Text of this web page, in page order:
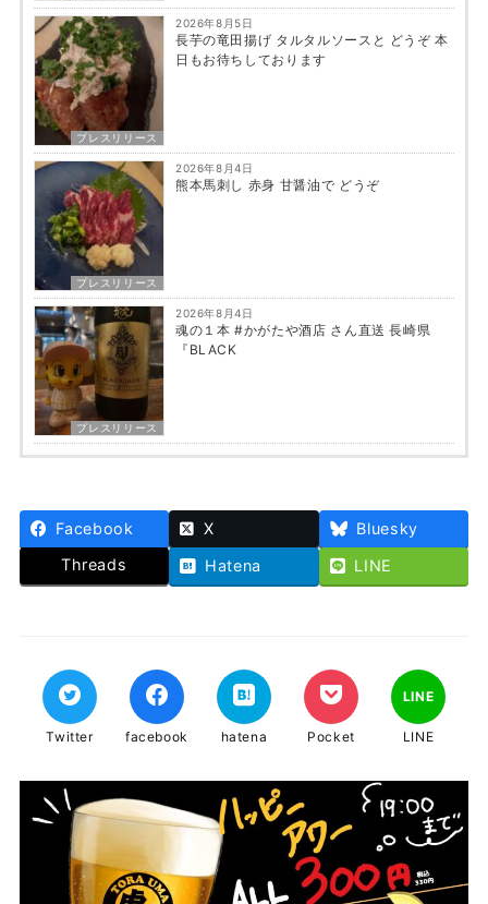
プレスリリース
2026年8月5日
長芋の竜田揚げ タルタルソースと どうぞ 本
日もお待ちしております
プレスリリース
2026年8月4日
熊本馬刺し 赤身 甘醤油で どうぞ
プレスリリース
2026年8月4日
魂の１本 #かがたや酒店 さん直送 長崎県
『BLACK
Facebook X
Bluesky
Threads
Hatena LINE
Twitter facebook hatena Pocket
LINE
LINE